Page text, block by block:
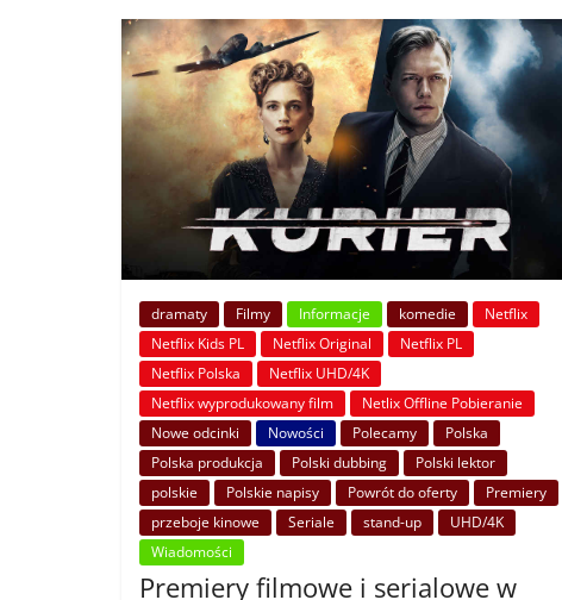
dramaty Filmy Informacje komedie
Netflix
Netflix Kids PL
Netflix Original
Netflix PL
Netflix Polska
Netflix UHD/4K
Netflix wyprodukowany film
Netlix Offline Pobieranie
Nowe odcinki
Nowości Polecamy
Polska
Polska produkcja
Polski dubbing
Polski lektor
polskie
Polskie napisy Powrót do oferty
Premiery
przeboje kinowe
Seriale stand-up
UHD/4K
Wiadomości
Premiery filmowe i serialowe w